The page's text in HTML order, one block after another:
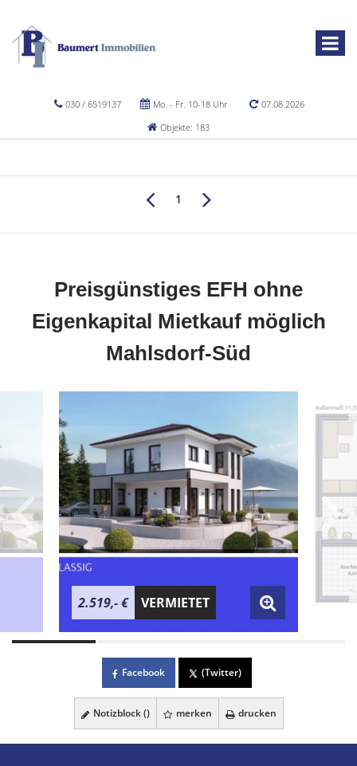
030 / 6519137 Mo. - Fr. 10-18 Uhr
07.08.2026
Objekte: 183
1
Preisgünstiges EFH ohne
Eigenkapital Mietkauf möglich
Mahlsdorf-Süd
2.519,- € VERMIETET
Facebook (Twitter)
Notizblock () merken drucken